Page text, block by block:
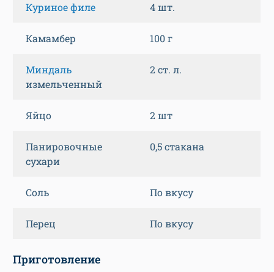
Куриное филе 4 шт.
Камамбер 100 г
Миндаль
измельченный
2 ст. л.
Яйцо 2 шт
Панировочные
сухари
0,5 стакана
Соль По вкусу
Перец По вкусу
Приготовление